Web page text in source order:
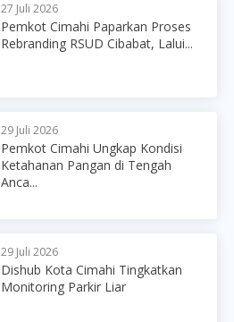
27 Juli 2026
Pemkot Cimahi Paparkan Proses
Rebranding RSUD Cibabat, Lalui...
29 Juli 2026
Pemkot Cimahi Ungkap Kondisi
Ketahanan Pangan di Tengah
Anca...
29 Juli 2026
Dishub Kota Cimahi Tingkatkan
Monitoring Parkir Liar